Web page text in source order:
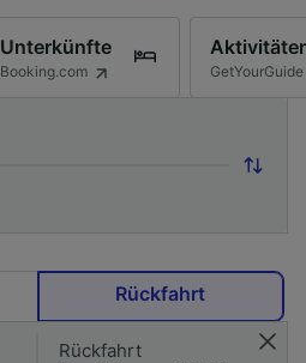
Unterkünfte
Booking.com GetYourGuide
Rückfahrt
Rückfahrt